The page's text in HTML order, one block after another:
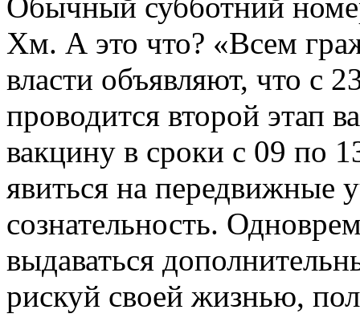
Хм. А это что? «Всем
власти объявляют, что с
проводится второй этап
вакцину в сроки с 09 по
явиться на передвижные
сознательность.
выдаваться
рискуй своей жизнью,